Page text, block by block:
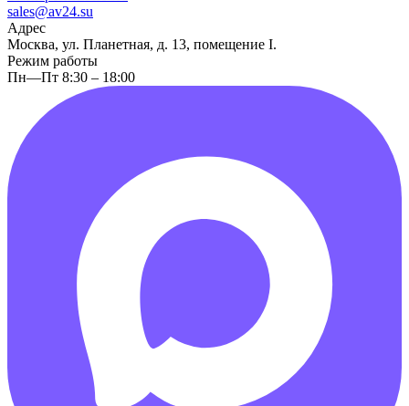
sales@av24.su
Адрес
Москва, ул. Планетная, д. 13, помещение I.
Режим работы
Пн—Пт 8:30 – 18:00